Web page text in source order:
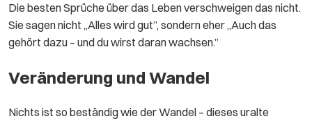
Die besten Sprüche über das Leben verschweigen das nicht.
Sie sagen nicht „Alles wird gut”, sondern eher „Auch das
gehört dazu – und du wirst daran wachsen.”
Veränderung und Wandel
Nichts ist so beständig wie der Wandel – dieses uralte